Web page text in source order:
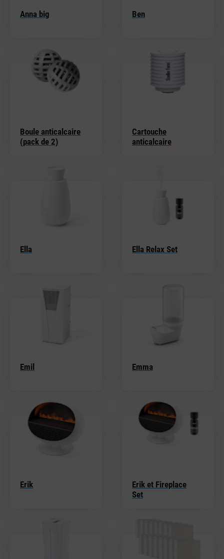
Anna big Ben
Boule anticalcaire
(pack de 2)
Cartouche
anticalcaire
Ella Ella Relax Set
Emil Emma
Erik
Erik et Fireplace
Set